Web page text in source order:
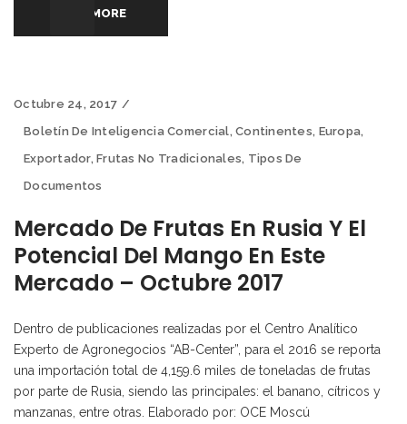
READ MORE
Octubre 24, 2017
Boletín De Inteligencia Comercial,Continentes, Europa,
Exportador,Frutas No Tradicionales, Tipos De
Documentos
Mercado De Frutas En Rusia Y El
Potencial Del Mango En Este
Mercado – Octubre 2017
Dentro de publicaciones realizadas por el Centro Analítico
Experto de Agronegocios “AB-Center”, para el 2016 se reporta
una importación total de 4,159.6 miles de toneladas de frutas
por parte de Rusia, siendo las principales: el banano, cítricos y
manzanas, entre otras. Elaborado por: OCE Moscú